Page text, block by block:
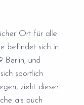
Ort für alle
befindet sich in
Berlin, und
sportlich
zieht dieser
als auch